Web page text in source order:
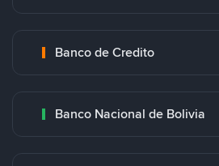
Banco de Credito
Banco Nacional de Bolivia